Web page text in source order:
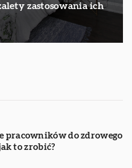
zastosowania ich
pracowników do zdrowego
to zrobić?